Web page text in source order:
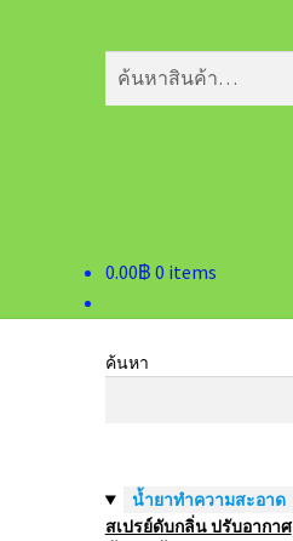
ค้นหา:
ค้นหา
0.00฿ 0 items
ค้นหา
น้ำยาทำความสะอาด
สเปรย์ดับกลิ่น ปรับอากาศ